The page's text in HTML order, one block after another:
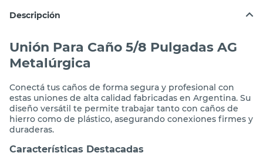
Descripción
Unión Para Caño 5/8 Pulgadas AG
Metalúrgica
Conectá tus caños de forma segura y profesional con
estas uniones de alta calidad fabricadas en Argentina. Su
diseño versátil te permite trabajar tanto con caños de
hierro como de plástico, asegurando conexiones firmes y
duraderas.
Características Destacadas